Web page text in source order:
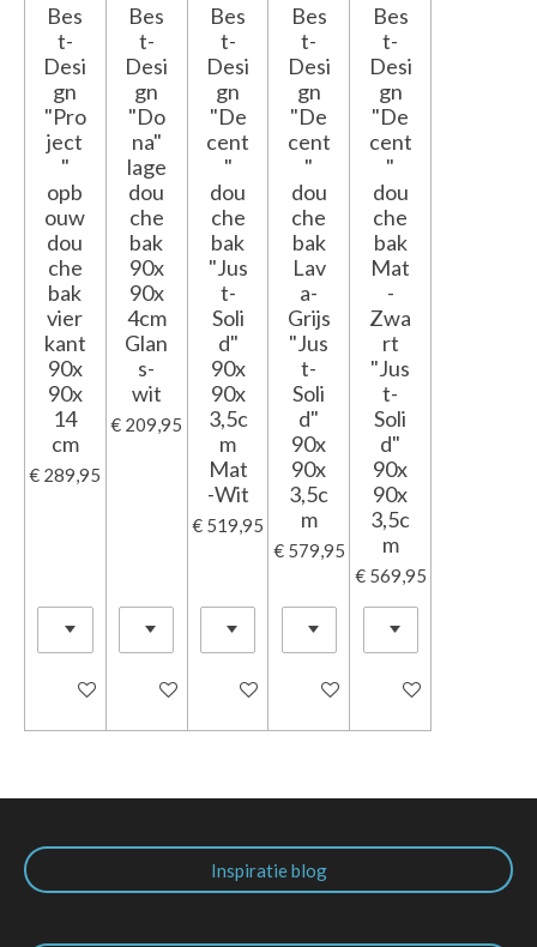
Bes
t-
Desi
gn
"Pro
ject
"
opb
ouw
dou
che
bak
vier
kant
90x
90x
14
cm
€ 289,95
In winkelwagen
Bes
t-
Desi
gn
"Do
na"
lage
dou
che
bak
90x
90x
4cm
Glan
s-
wit
€ 209,95
In winkelwagen
Bes
t-
Desi
gn
"De
cent
"
dou
che
bak
"Jus
t-
Soli
d"
90x
90x
3,5c
m
Mat
-Wit
€ 519,95
In winkelwagen
Bes
t-
Desi
gn
"De
cent
"
dou
che
bak
Lav
a-
Grijs
"Jus
t-
Soli
d"
90x
90x
3,5c
m
€ 579,95
In winkelwagen
Bes
t-
Desi
gn
"De
cent
"
dou
che
bak
Mat
-
Zwa
rt
"Jus
t-
Soli
d"
90x
90x
3,5c
m
€ 569,95
Houd mij op de
Inspiratie blog